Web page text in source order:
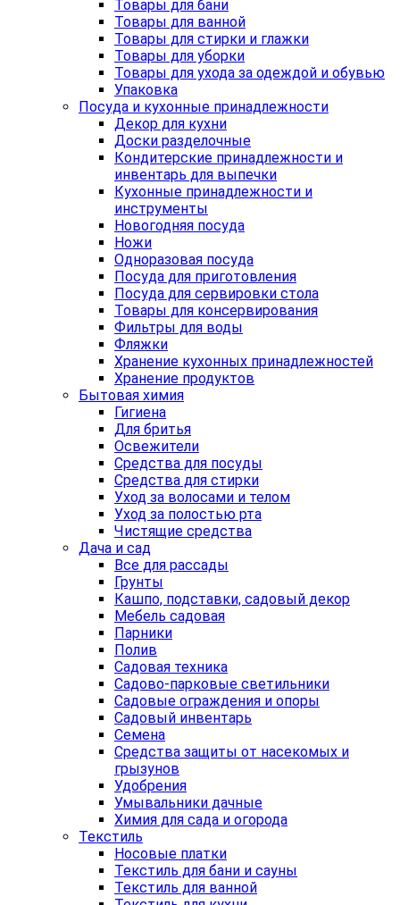
Товары для бани
Товары для ванной
Товары для стирки и глажки
Товары для уборки
Товары для ухода за одеждой и обувью
Упаковка
Посуда и кухонные принадлежности
Декор для кухни
Доски разделочные
Кондитерские принадлежности и
инвентарь для выпечки
Кухонные принадлежности и
инструменты
Новогодняя посуда
Ножи
Одноразовая посуда
Посуда для приготовления
Посуда для сервировки стола
Товары для консервирования
Фильтры для воды
Фляжки
Хранение кухонных принадлежностей
Хранение продуктов
Бытовая химия
Гигиена
Для бритья
Освежители
Средства для посуды
Средства для стирки
Уход за волосами и телом
Уход за полостью рта
Чистящие средства
Дача и сад
Все для рассады
Грунты
Кашпо, подставки, садовый декор
Мебель садовая
Парники
Полив
Садовая техника
Садово-парковые светильники
Садовые ограждения и опоры
Садовый инвентарь
Семена
Средства защиты от насекомых и
грызунов
Удобрения
Умывальники дачные
Химия для сада и огорода
Текстиль
Носовые платки
Текстиль для бани и сауны
Текстиль для ванной